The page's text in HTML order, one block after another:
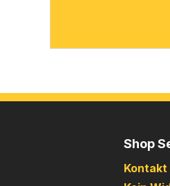
Shop
Kontakt